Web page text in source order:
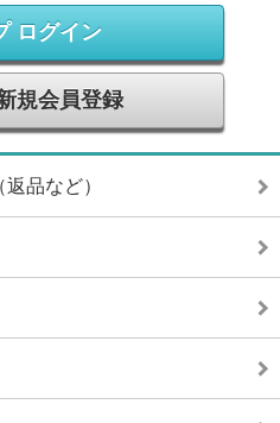
ログイン
規会員登録
品など）